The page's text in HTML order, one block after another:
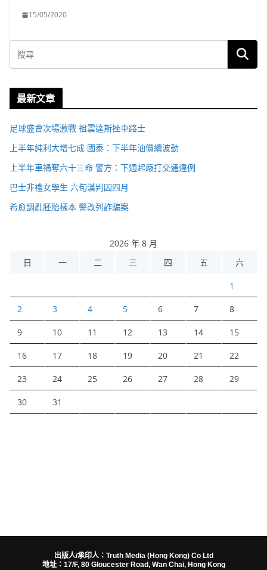
15/05/2020
最新文章
足球盛會次場激戰 祖雲達斯挫車路士
上半年純利大增七成 國泰：下半年油價續波動
上半年車禍奪六十三命 警方：下週起嚴打交通違例
巴士非禮女學生 六旬漢判囚四月
希愈調亂胚胎樣本 警改列詐騙案
2026 年 8 月
日
一 二 三 四 五 六
1
2 3 4 5 6 7 8
9 10 11 12 13 14 15
16 17 18 19 20 21 22
23 24 25 26 27 28 29
30 31
出版人/承印人：Truth Media (Hong Kong) Co Ltd
地址：17/F, 80 Gloucester Road, Wan Chai, Hong Kong